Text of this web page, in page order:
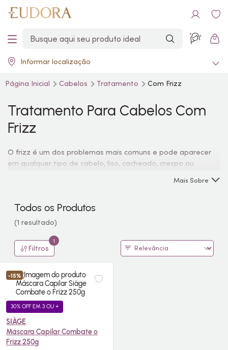
Informar localização
Página Inicial Cabelos Tratamento Com Frizz
Tratamento Para Cabelos Com
Frizz
O frizz é um dos problemas mais comuns e pode aparecer
em qualquer tipo de cabelo, liso, cacheado, crespo ou
controle, Eudora possui uma das linhas mais completas de
os cabelos com produtos para combater o frizz.
Mais Sobre
Todos os Produtos
(1 resultado)
Filtros
1
-15%
30% OFF EM 3 OU +
SIÀGE
Máscara Capilar Combate o
Frizz 250g